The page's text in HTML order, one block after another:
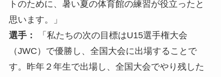
トのために、暑い夏の体育館の練習が役立ったと
思います。」
選手：
「私たちの次の目標はU15選手権大会
（JWC）で優勝し、全国大会に出場することで
す。昨年２年生で出場し、全国大会でやり残した